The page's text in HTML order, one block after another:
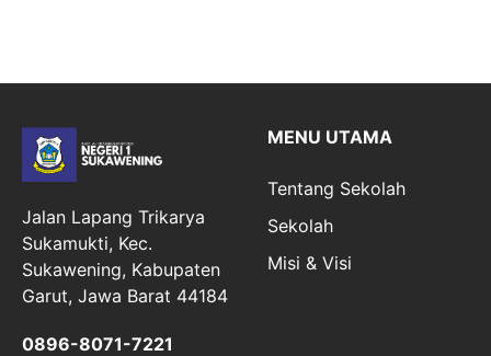
Jalan Lapang Trikarya
Sukamukti, Kec.
Sukawening, Kabupaten
Garut, Jawa Barat 44184
0896-8071-7221
MENU UTAMA
Tentang Sekolah
Sekolah
Misi & Visi